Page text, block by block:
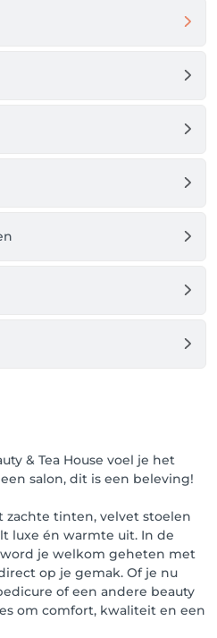
& Tea House voel je het
salon, dit is een beleving!
tinten, velvet stoelen
luxe én warmte uit. In de
je welkom geheten met
op je gemak. Of je nu
of een andere beauty
om comfort, kwaliteit en een